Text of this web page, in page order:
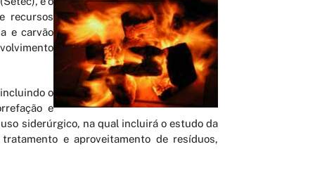
recursos
e carvão
o
e
siderúrgico, na qual incluirá o estudo da
e aproveitamento de resíduos,